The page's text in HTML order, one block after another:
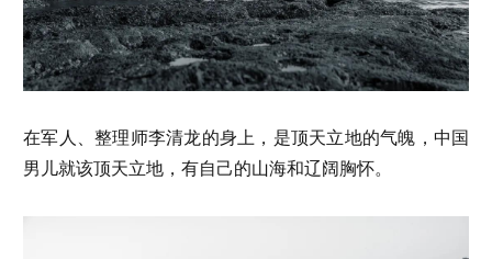
在军人、整理师李清龙的身上，是顶天立地的气魄，中国
男儿就该顶天立地，有自己的山海和辽阔胸怀。